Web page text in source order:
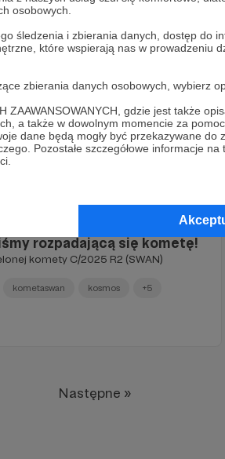
osobowych.
śledzenia i zbierania danych, dostęp do
które wspierają nas w prowadzeniu
zbierania danych osobowych, wybierz
gdzie jest także
a także w dowolnym momencie za
dane będą mogły być przekazywane
Pozostałe szczegółowe informacje
rozpadającą się kometę!
komety C/2025 R2 (SWAN)
kometaswan kosmos +5
Następne »